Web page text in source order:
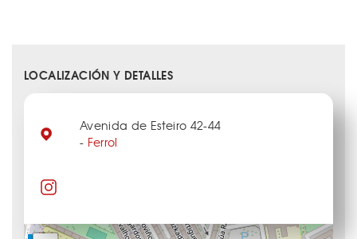
LOCALIZACIÓN Y DETALLES
Avenida de Esteiro 42-44
- Ferrol